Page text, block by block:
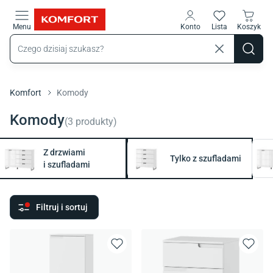
Menu Konto Lista Koszyk
Komfort Komody
Komody(3 produkty)
Z drzwiami
i szufladami
Tylko z szufladami
Filtruj i sortuj